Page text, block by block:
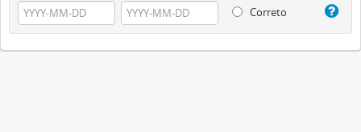
Correto